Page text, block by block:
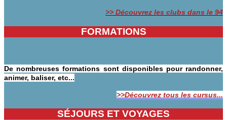
>> Découvrez les clubs dans le 94
FORMATIONS
De nombreuses formations sont disponibles pour randonner,
animer, baliser, etc...
>>Découvrez tous les cursus...
SÉJOURS ET VOYAGES